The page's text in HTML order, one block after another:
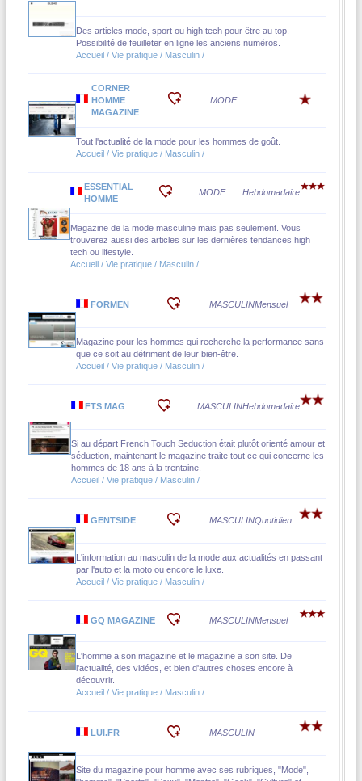
Des articles mode, sport ou high tech pour être au top.
Possibilité de feuilleter en ligne les anciens numéros.
Accueil / Vie pratique / Masculin /
CORNER
HOMME
MAGAZINE
MODE
Tout l'actualité de la mode pour les hommes de goût.
Accueil / Vie pratique / Masculin /
ESSENTIAL
HOMME
MODE Hebdomadaire
Magazine de la mode masculine mais pas seulement. Vous
trouverez aussi des articles sur les dernières tendances high
tech ou lifestyle.
Accueil / Vie pratique / Masculin /
FORMEN MASCULINMensuel
Magazine pour les hommes qui recherche la performance sans
que ce soit au détriment de leur bien-être.
Accueil / Vie pratique / Masculin /
FTS MAG MASCULINHebdomadaire
Si au départ French Touch Seduction était plutôt orienté amour et
séduction, maintenant le magazine traite tout ce qui concerne les
hommes de 18 ans à la trentaine.
Accueil / Vie pratique / Masculin /
GENTSIDE MASCULINQuotidien
L'information au masculin de la mode aux actualités en passant
par l'auto et la moto ou encore le luxe.
Accueil / Vie pratique / Masculin /
GQ MAGAZINE MASCULINMensuel
L'homme a son magazine et le magazine a son site. De
l'actualité, des vidéos, et bien d'autres choses encore à
découvrir.
Accueil / Vie pratique / Masculin /
LUI.FR MASCULIN
Site du magazine pour homme avec ses rubriques, "Mode",